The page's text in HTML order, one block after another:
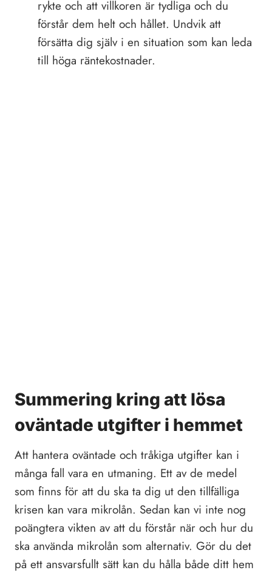
rykte och att villkoren är tydliga och du
förstår dem helt och hållet. Undvik att
försätta dig själv i en situation som kan leda
till höga räntekostnader.
Summering kring att lösa
oväntade utgifter i hemmet
Att hantera oväntade och tråkiga utgifter kan i
många fall vara en utmaning. Ett av de medel
som finns för att du ska ta dig ut den tillfälliga
krisen kan vara mikrolån. Sedan kan vi inte nog
poängtera vikten av att du förstår när och hur du
ska använda mikrolån som alternativ. Gör du det
på ett ansvarsfullt sätt kan du hålla både ditt hem